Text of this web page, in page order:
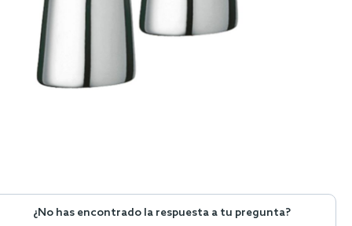
¿No has encontrado la respuesta a tu pregunta?